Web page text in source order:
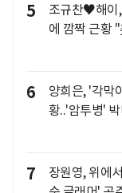
5
조규찬♥해이,
에 깜짝 근황
6
양희은, '각막
황..'암투병'
7
장원영, 위에